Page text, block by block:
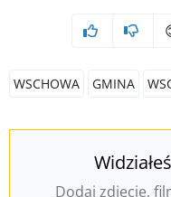
WSCHOWA GMINA
Dodaj zdjęcie,